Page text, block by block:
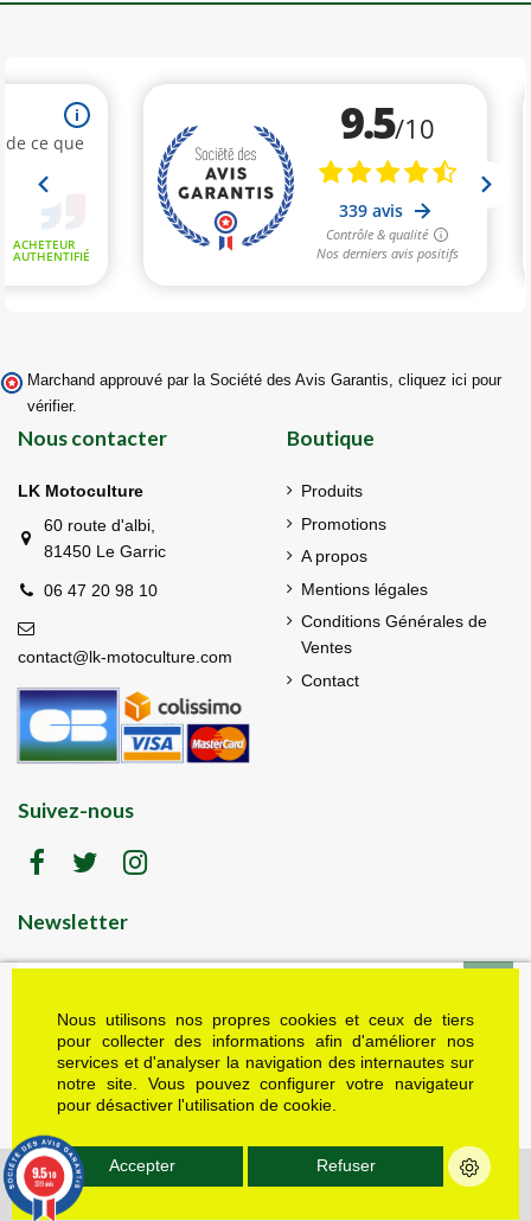
Nous utilisons nos propres cookies et ceux de tiers
pour collecter des informations afin d'améliorer nos
services et d'analyser la navigation des internautes sur
notre site. Vous pouvez configurer votre navigateur
pour désactiver l'utilisation de cookie.
Accepter Refuser
Marchand approuvé par la Société des Avis Garantis, cliquez ici pour
vérifier.
Nous contacter
LK Motoculture
60 route d'albi,
81450 Le Garric
06 47 20 98 10
contact@lk-motoculture.com
Boutique
Produits
Promotions
A propos
Mentions légales
Conditions Générales de
Ventes
Contact
Suivez-nous
Newsletter
LK motoculture vous offre 5% en cadeau de
bienvenue (code de réduction reçu dans le mail
de confirmation envoyé à l'adresse email fournie).
Vous pouvez vous désinscrire à tout moment.
Plus d'informations dans nos mentions légales
J'accepte les conditions générales et la politique de confidentialité
© Tous droits réservés - LK Motoculture - 2022 - Réalisations : Multimed
9.5/10
339 avis